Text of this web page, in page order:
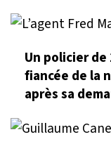
Un policier
fiancée de la
après sa